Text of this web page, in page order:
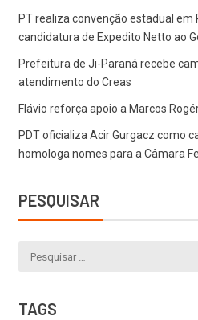
PT realiza convenção estadual
candidatura de Expedito Netto ao
Prefeitura de Ji-Paraná recebe
atendimento do Creas
Flávio reforça apoio a Marcos
PDT oficializa Acir Gurgacz como
homologa nomes para a Câmara
PESQUISAR
TAGS